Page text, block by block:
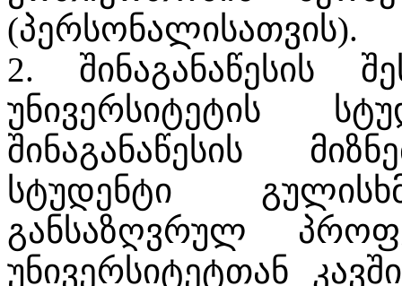
(პერსონალისათვის).
2. შინაგანაწესის
უნივერსიტეტის
შინაგანაწესის
სტუდენტი
განსაზღვრულ
უნივერსიტეტთან